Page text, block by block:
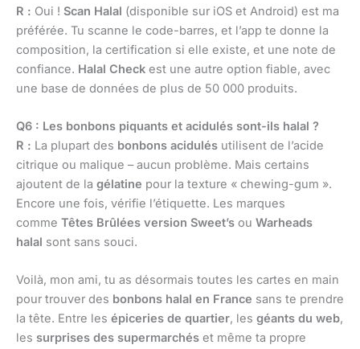
R : Oui ! Scan Halal (disponible sur iOS et Android) est ma
préférée. Tu scanne le code-barres, et l’app te donne la
composition, la certification si elle existe, et une note de
confiance. Halal Check est une autre option fiable, avec
une base de données de plus de 50 000 produits.
Q6 : Les bonbons piquants et acidulés sont-ils halal ?
R : La plupart des bonbons acidulés utilisent de l’acide
citrique ou malique – aucun problème. Mais certains
ajoutent de la gélatine pour la texture « chewing-gum ».
Encore une fois, vérifie l’étiquette. Les marques
comme Têtes Brûlées version Sweet’s ou Warheads
halal sont sans souci.
Voilà, mon ami, tu as désormais toutes les cartes en main
pour trouver des bonbons halal en France sans te prendre
la tête. Entre les épiceries de quartier, les géants du web,
les surprises des supermarchés et même ta propre